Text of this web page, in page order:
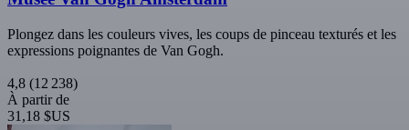
Plongez dans les couleurs vives, les coups de pinceau texturés et les
expressions poignantes de Van Gogh.
4,8 (12 238)
À partir de
31,18 $US